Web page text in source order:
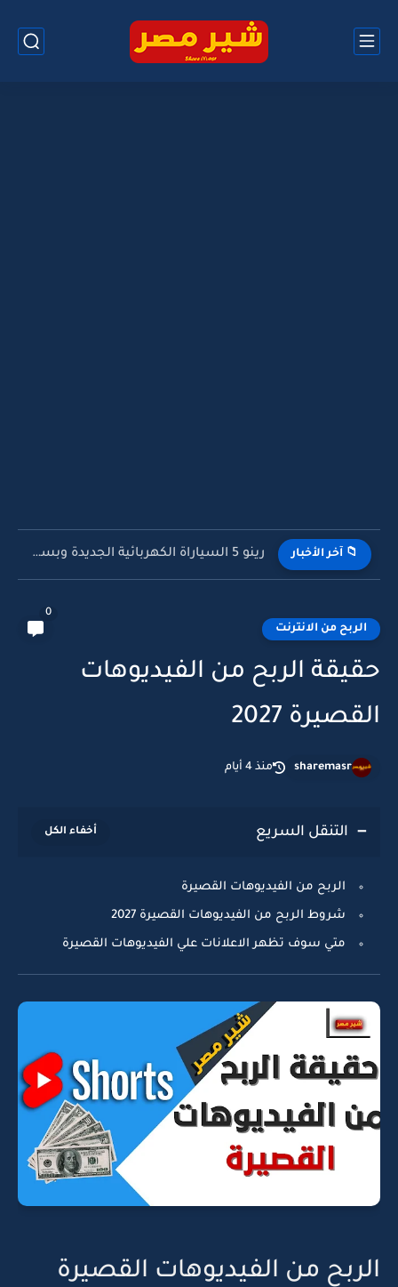
📁 آخر الأخبار رينو 5 السياراة الكهربائية الجديدة وبسعر خيالي
الربح من الانترنت
0
حقيقة الربح من الفيديوهات
القصيرة 2027
sharemasr منذ 4 أيام
التنقل السريع
الربح من الفيديوهات القصيرة
شروط الربح من الفيديوهات القصيرة 2027
متي سوف تظهر الاعلانات علي الفيديوهات القصيرة
الربح من الفيديوهات القصيرة